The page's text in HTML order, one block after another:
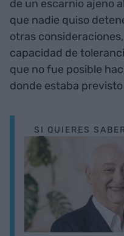
de un escarnio ajeno
que nadie quiso
otras
capacidad de
que no fue posible
donde estaba
SI QUIERES